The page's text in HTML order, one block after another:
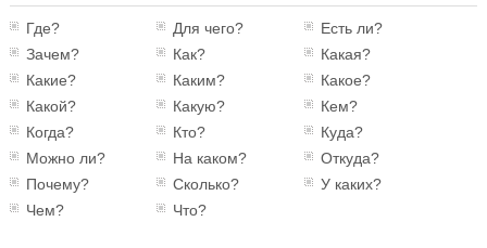
Где? Для чего?
Есть ли?
Зачем?
Как?
Какая?
Какие?
Каким?
Какое?
Какой?
Какую?
Кем?
Когда?
Кто?
Куда?
Можно ли?
На каком?
Откуда?
Почему?
Сколько?
У каких?
Чем?
Что?